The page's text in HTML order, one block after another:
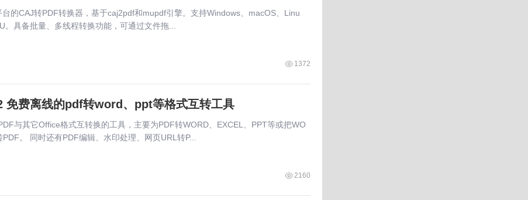
的CAJ转PDF转换器，基于caj2pdf和mupdf引擎。支持Windows、macOS、Linu
。具备批量、多线程转换功能，可通过文件拖...
1372
免费离线的pdf转word、ppt等格式互转工具
与其它Office格式互转换的工具，主要为PDF转WORD、EXCEL、PPT等或把WO
。 同时还有PDF编辑、水印处理、网页URL转P...
2160